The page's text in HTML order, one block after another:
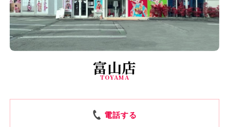
富山店
TOYAMA
電話する